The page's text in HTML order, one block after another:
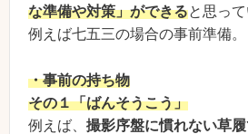
な準備や対策」ができると思って
例えば七五三の場合の事前準備。
・事前の持ち物
その１「ばんそうこう」
例えば、 撮影序盤に慣れない草